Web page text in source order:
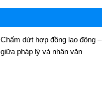
Chấm dứt hợp đồng lao động –
giữa pháp lý và nhân văn